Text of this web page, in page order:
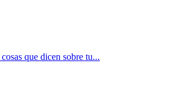
que dicen sobre tu...